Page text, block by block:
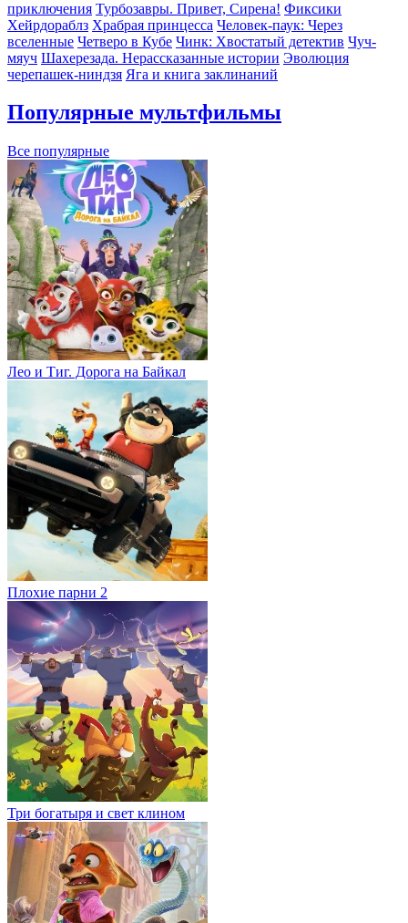
приключения Турбозавры. Привет, Сирена! Фиксики
Хейрдораблз Храбрая принцесса Человек-паук: Через
вселенные Четверо в Кубе Чинк: Хвостатый детектив Чуч-
мяуч Шахерезада. Нерассказанные истории Эволюция
черепашек-ниндзя Яга и книга заклинаний
Популярные мультфильмы
Все популярные
Лео и Тиг. Дорога на Байкал
Плохие парни 2
Три богатыря и свет клином